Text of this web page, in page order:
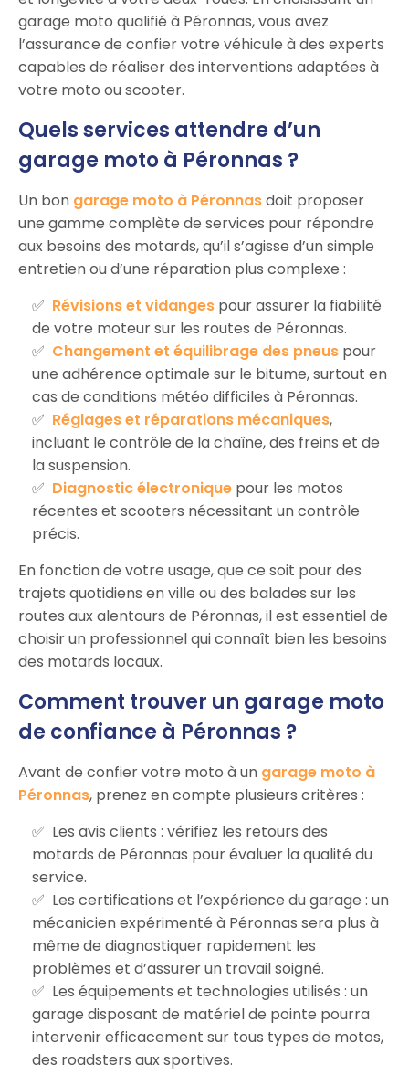
garage moto qualifié à Péronnas, vous avez
l’assurance de confier votre véhicule à des experts
capables de réaliser des interventions adaptées à
votre moto ou scooter.
Quels services attendre d’un
garage moto à Péronnas ?
Un bon garage moto à Péronnasdoit proposer
une gamme complète de services pour répondre
aux besoins des motards, qu’il s’agisse d’un simple
entretien ou d’une réparation plus complexe :
Révisions et vidanges pour assurer la fiabilité
de votre moteur sur les routes de Péronnas.
Changement et équilibrage des pneus pour
une adhérence optimale sur le bitume, surtout en
cas de conditions météo difficiles à Péronnas.
Réglages et réparations mécaniques,
incluant le contrôle de la chaîne, des freins et de
la suspension.
Diagnostic électronique pour les motos
récentes et scooters nécessitant un contrôle
précis.
En fonction de votre usage, que ce soit pour des
trajets quotidiens en ville ou des balades sur les
routes aux alentours de Péronnas, il est essentiel de
choisir un professionnel qui connaît bien les besoins
des motards locaux.
Comment trouver un garage moto
de confiance à Péronnas ?
Avant de confier votre moto à un garage moto à
Péronnas, prenez en compte plusieurs critères :
Les avis clients : vérifiez les retours des
motards de Péronnas pour évaluer la qualité du
service.
Les certifications et l’expérience du garage : un
mécanicien expérimenté à Péronnas sera plus à
même de diagnostiquer rapidement les
problèmes et d’assurer un travail soigné.
Les équipements et technologies utilisés : un
garage disposant de matériel de pointe pourra
intervenir efficacement sur tous types de motos,
des roadsters aux sportives.